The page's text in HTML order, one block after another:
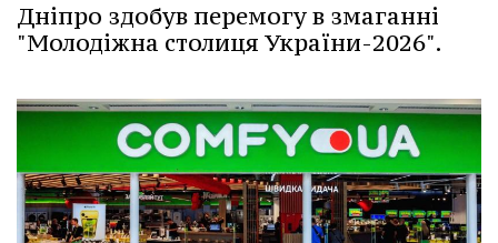
Дніпро здобув перемогу в змаганні
"Молодіжна столиця України-2026".